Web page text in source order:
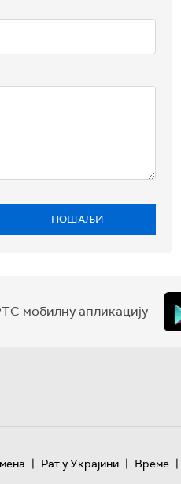
ПОШАЉИ
мобилну апликацију
| Рат у Украјини | Време |